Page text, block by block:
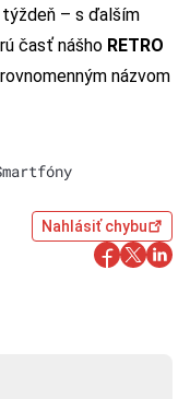
– s ďalším
časť nášho RETRO
názvom
Nahlásiť chybu